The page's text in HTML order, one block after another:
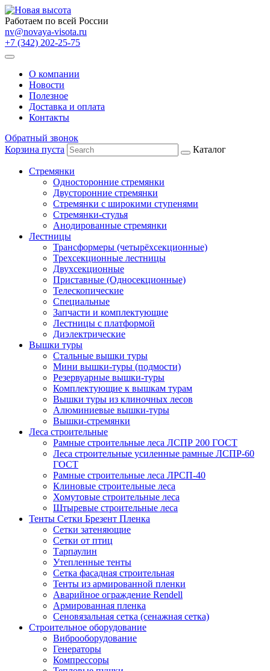
Работаем по всей России
nv@novaya-visota.ru
+7 (342) 202-25-75
О компании
Новости
Полезное
Доставка и оплата
Контакты
Обратный звонок
Корзина пуста
Каталог
Стремянки
Односторонние стремянки
Двусторонние стремянки
Стремянки с широкими ступенями
Стремянки-стулья
Анодированные стремянки
Лестницы
Трансформеры (четырёхсекционные)
Трехсекционные лестницы
Двухсекционные
Приставные (Односекционные)
Телескопические
Специальные
Запчасти и комплектующие
Лестницы с платформой
Диэлектрические
Вышки туры
Стальные вышки туры
Мини вышки-туры (подмости)
Резервуарные вышки-туры
Комплектующие к вышкам турам
Вышки туры из клиночных лесов
Алюминиевые вышки-туры
Вышки-стремянки
Леса строительные
Рамные строительные леса ЛСПР 200 ГОСТ
Леса строительные усиленные рамные ЛСПР-60
ГОСТ
Рамные строительные леса ЛРСП-40
Клиновые строительные леса
Хомутовые строительные леса
Штыревые строительные леса
Тенты Сетки Брезент Пленка
Сетки затеняющие
Сетки от птиц
Тарпаулин
Утепленные тенты
Сетка фасадная строительная
Тенты из армированной пленки
Аварийное ограждение Rendell
Армированная пленка
Сеновязальная сетка (сенажная сетка)
Строительное оборудование
Виброоборудование
Генераторы
Компрессоры